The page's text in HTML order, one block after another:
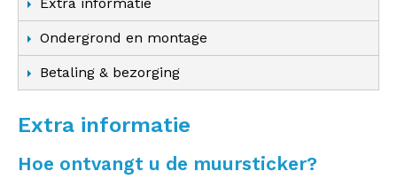
Ondergrond en montage
Betaling & bezorging
Extra informatie
Hoe ontvangt u de muursticker?